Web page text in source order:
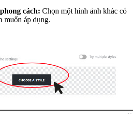
cách: Chọn một hình ảnh khác có
muốn áp dụng.